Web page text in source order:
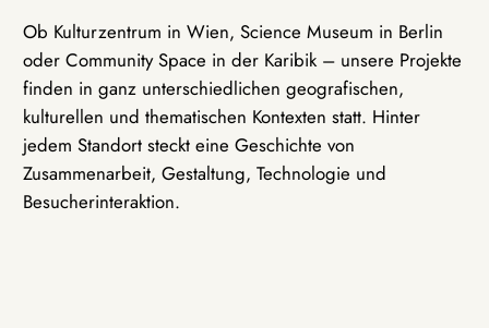
Ob Kulturzentrum in Wien, Science Museum in Berlin
oder Community Space in der Karibik – unsere Projekte
finden in ganz unterschiedlichen geografischen,
kulturellen und thematischen Kontexten statt. Hinter
jedem Standort steckt eine Geschichte von
Zusammenarbeit, Gestaltung, Technologie und
Besucherinteraktion.